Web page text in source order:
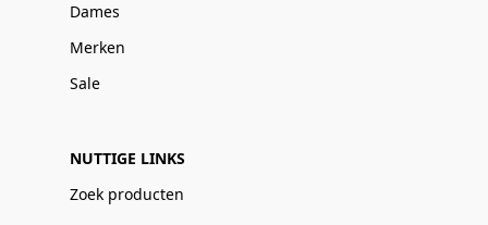
Dames
Merken
Sale
NUTTIGE LINKS
Zoek producten